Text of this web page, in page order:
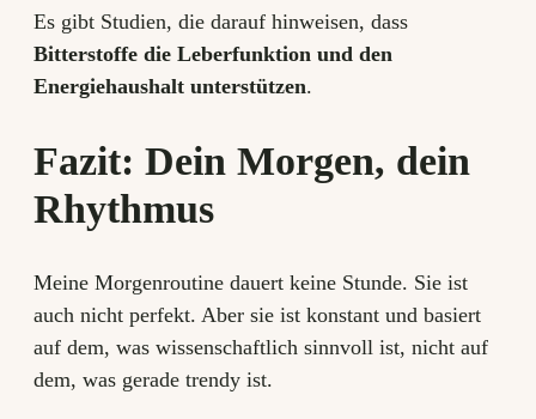
Es gibt Studien, die darauf hinweisen, dass
Bitterstoffe die Leberfunktion und den
Energiehaushalt unterstützen.
Fazit: Dein Morgen, dein
Rhythmus
Meine Morgenroutine dauert keine Stunde. Sie ist
auch nicht perfekt. Aber sie ist konstant und basiert
auf dem, was wissenschaftlich sinnvoll ist, nicht auf
dem, was gerade trendy ist.